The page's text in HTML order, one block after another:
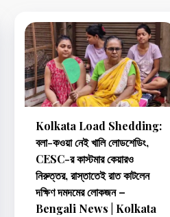
Kolkata Load Shedding:
বলা-কওয়া নেই খালি লোডশেডিং,
CESC-র কাস্টমার কেয়ারও
নিরুত্তর, রাস্তাতেই রাত কাটলেন
দক্ষিণ দমদমের লোকজন –
Bengali News | Kolkata